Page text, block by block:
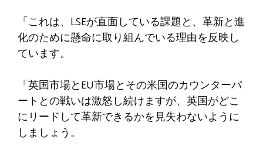
「これは、LSEが直面している課題と、革新と進
化のために懸命に取り組んでいる理由を反映し
ています。
「英国市場とEU市場とその米国のカウンターパ
ートとの戦いは激怒し続けますが、英国がどこ
にリードして革新できるかを見失わないように
しましょう。